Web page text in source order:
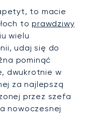
to macie
toprawdziwy
wielu
udaj się do
pominąć
dwukrotnie w
za najlepszą
przez szefa
nowoczesnej